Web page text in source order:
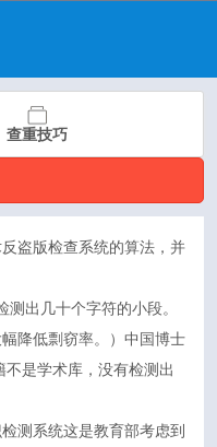
查重技巧
盗版检查系统的算法，并
出几十个字符的小段。
降低剽窃率。）中国博士
是学术库，没有检测出
测系统这是教育部考虑到